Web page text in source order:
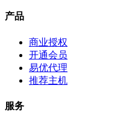
产品
商业授权
开通会员
易优代理
推荐主机
服务